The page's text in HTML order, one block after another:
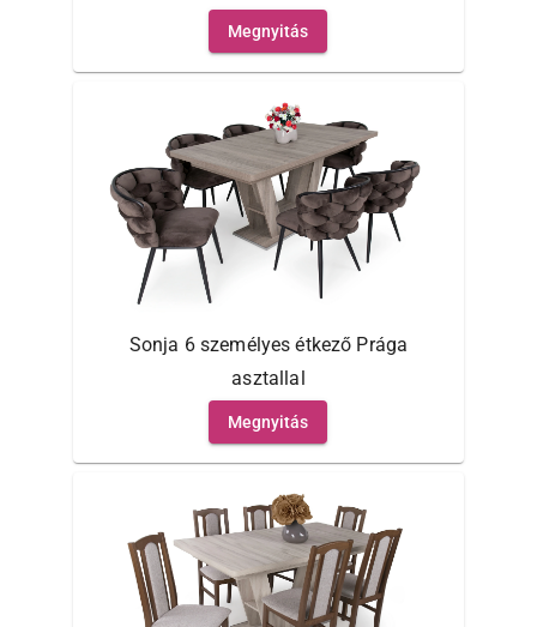
Megnyitás
Sonja 6 személyes étkező Prága
asztallal
Megnyitás